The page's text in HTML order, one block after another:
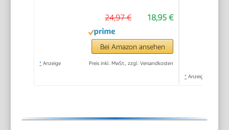
18,95 €
24,97 €
Bei Amazon ansehen
* Anzeige Preis inkl. MwSt., zzgl. Versandkosten
* Anzeige